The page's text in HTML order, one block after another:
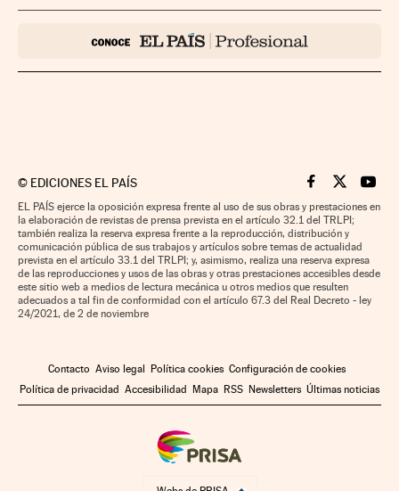
© EDICIONES EL PAÍS Cinco Días en
Cinco Días
Cinco
EL PAÍS ejerce la oposición expresa frente al uso de sus obras y prestaciones en
la elaboración de revistas de prensa prevista en el artículo 32.1 del TRLPI;
también realiza la reserva expresa frente a la reproducción, distribución y
comunicación pública de sus trabajos y artículos sobre temas de actualidad
prevista en el artículo 33.1 del TRLPI; y, asimismo, realiza una reserva expresa
de las reproducciones y usos de las obras y otras prestaciones accesibles desde
este sitio web a medios de lectura mecánica u otros medios que resulten
adecuados a tal fin de conformidad con el artículo 67.3 del Real Decreto - ley
24/2021, de 2 de noviembre
Contacto Aviso legal Política cookies Configuración de cookies
Política de privacidad Accesibilidad Mapa RSS Newsletters Últimas noticias